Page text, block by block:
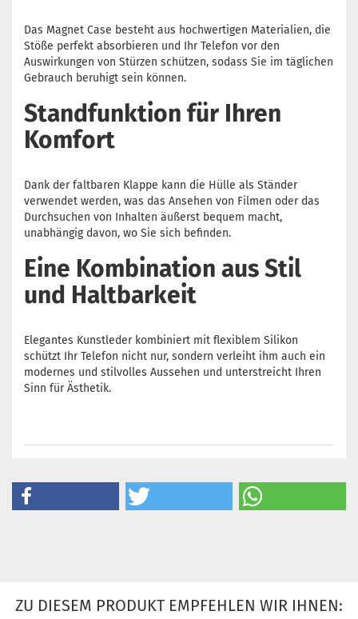
Das Magnet Case besteht aus hochwertigen Materialien, die
Stöße perfekt absorbieren und Ihr Telefon vor den
Auswirkungen von Stürzen schützen, sodass Sie im täglichen
Gebrauch beruhigt sein können.
Standfunktion für Ihren
Komfort
Dank der faltbaren Klappe kann die Hülle als Ständer
verwendet werden, was das Ansehen von Filmen oder das
Durchsuchen von Inhalten äußerst bequem macht,
unabhängig davon, wo Sie sich befinden.
Eine Kombination aus Stil
und Haltbarkeit
Elegantes Kunstleder kombiniert mit flexiblem Silikon
schützt Ihr Telefon nicht nur, sondern verleiht ihm auch ein
modernes und stilvolles Aussehen und unterstreicht Ihren
Sinn für Ästhetik.
ZU DIESEM PRODUKT EMPFEHLEN WIR IHNEN: